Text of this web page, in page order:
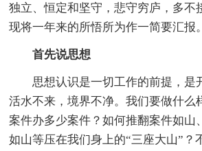
独立、恒定和坚守，悲守穷庐，多不
现将一年来的所悟所为作一简要汇报。
首先说思想
思想认识是一切工作的前提，是
活水不来，境界不净。我们要做什么
案件办多少案件？如何推翻案件如山
如山等压在我们身上的“三座大山”？